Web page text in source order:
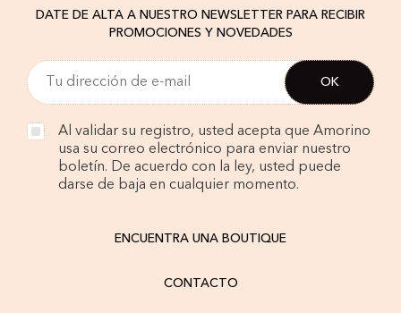
DATE DE ALTA A NUESTRO NEWSLETTER PARA RECIBIR
PROMOCIONES Y NOVEDADES
Al validar su registro, usted acepta que Amorino
usa su correo electrónico para enviar nuestro
boletín. De acuerdo con la ley, usted puede
darse de baja en cualquier momento.
ENCUENTRA UNA BOUTIQUE
CONTACTO